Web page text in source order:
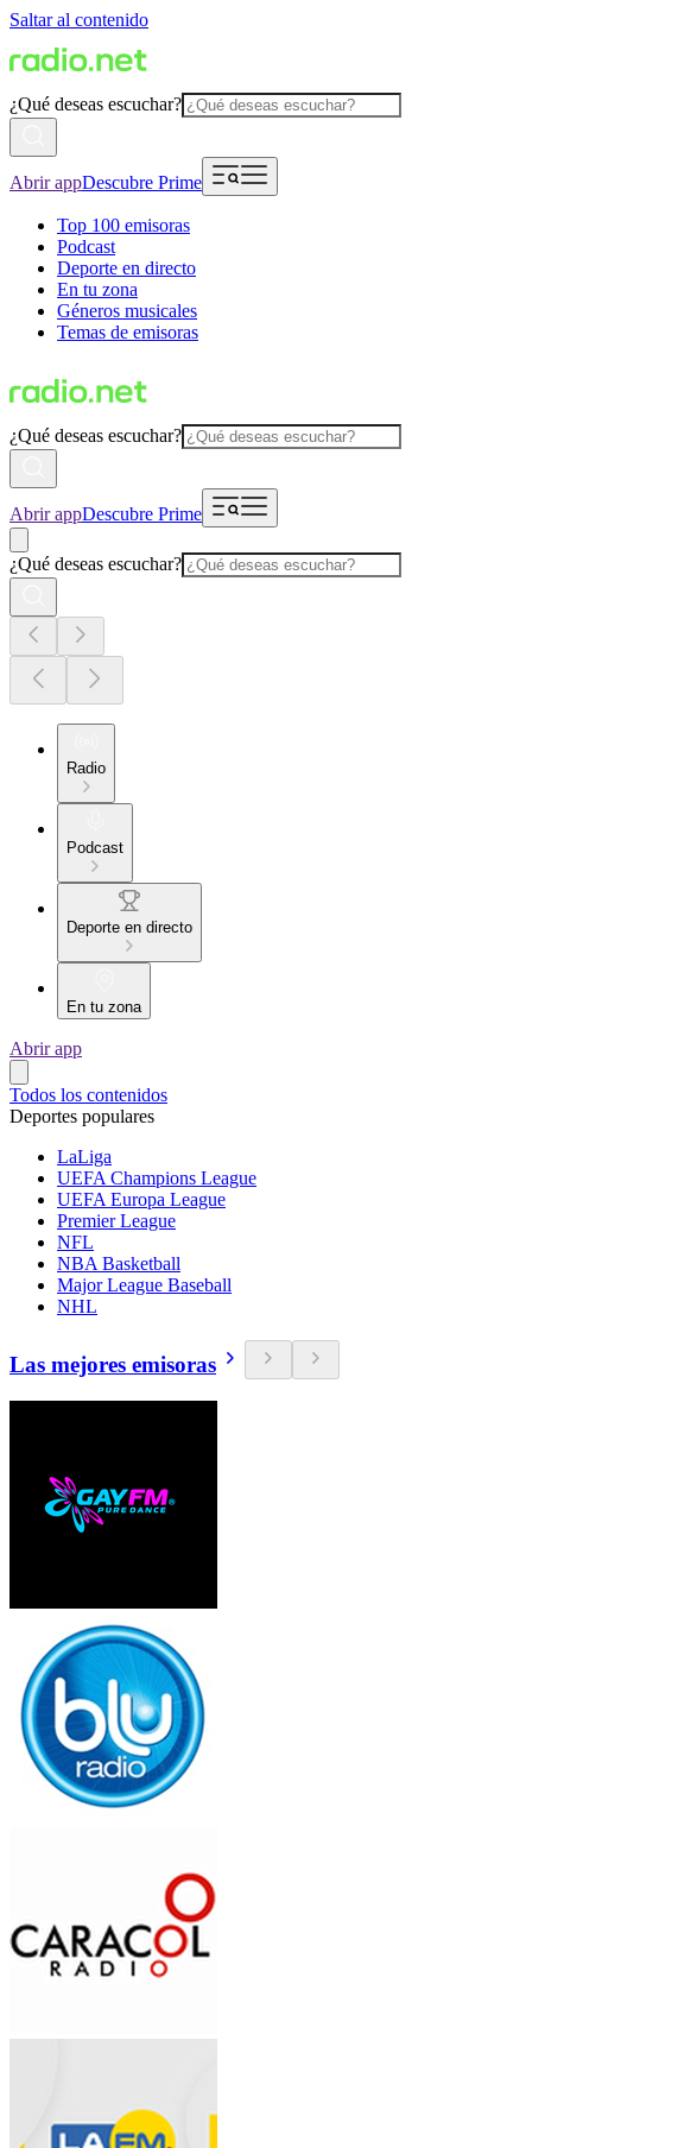
Saltar al contenido
¿Qué deseas escuchar?
Abrir appDescubre Prime
Top 100 emisoras
Podcast
Deporte en directo
En tu zona
Géneros musicales
Temas de emisoras
¿Qué deseas escuchar?
Abrir appDescubre Prime
¿Qué deseas escuchar?
Radio
Podcast
Deporte en directo
En tu zona
Abrir app
Todos los contenidos
Deportes populares
LaLiga
UEFA Champions League
UEFA Europa League
Premier League
NFL
NBA Basketball
Major League Baseball
NHL
Las mejores emisoras